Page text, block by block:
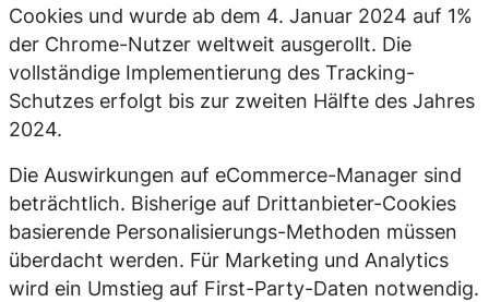
Cookies und wurde ab dem 4. Januar 2024 auf 1%
der Chrome-Nutzer weltweit ausgerollt. Die
vollständige Implementierung des Tracking-
Schutzes erfolgt bis zur zweiten Hälfte des Jahres
2024.
Die Auswirkungen auf eCommerce-Manager sind
beträchtlich. Bisherige auf Drittanbieter-Cookies
basierende Personalisierungs-Methoden müssen
überdacht werden. Für Marketing und Analytics
wird ein Umstieg auf First-Party-Daten notwendig.